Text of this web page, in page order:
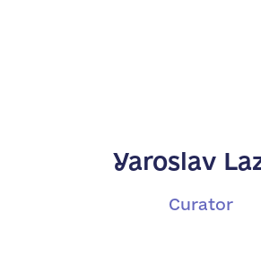
Yaroslav
Сurator